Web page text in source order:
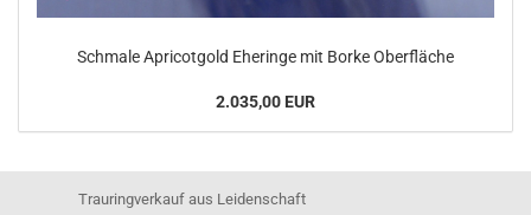
Schmale Apricotgold Eheringe mit Borke Oberfläche
2.035,00 EUR
Trauringverkauf aus Leidenschaft